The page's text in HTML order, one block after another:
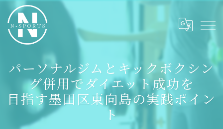
パーソナルジムとキックボクシン
グ併用でダイエット成功を
目指す墨田区東向島の実践ポイン
ト